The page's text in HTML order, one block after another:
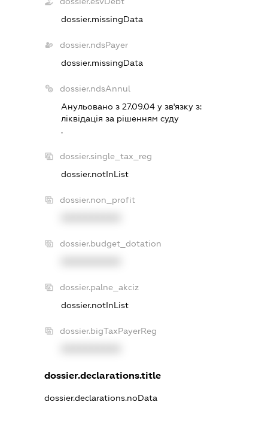
dossier.missingData
dossier.ndsPayer
dossier.missingData
dossier.ndsAnnul
Анульовано з 27.09.04 у зв'язку з:
лiквiдацiя за рiшенням суду
.
dossier.single_tax_reg
dossier.notInList
dossier.non_profit
dossier.budget_dotation
dossier.palne_akciz
dossier.notInList
dossier.bigTaxPayerReg
dossier.declarations.title
dossier.declarations.noData